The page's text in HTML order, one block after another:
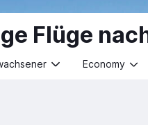
Flüge
Economy